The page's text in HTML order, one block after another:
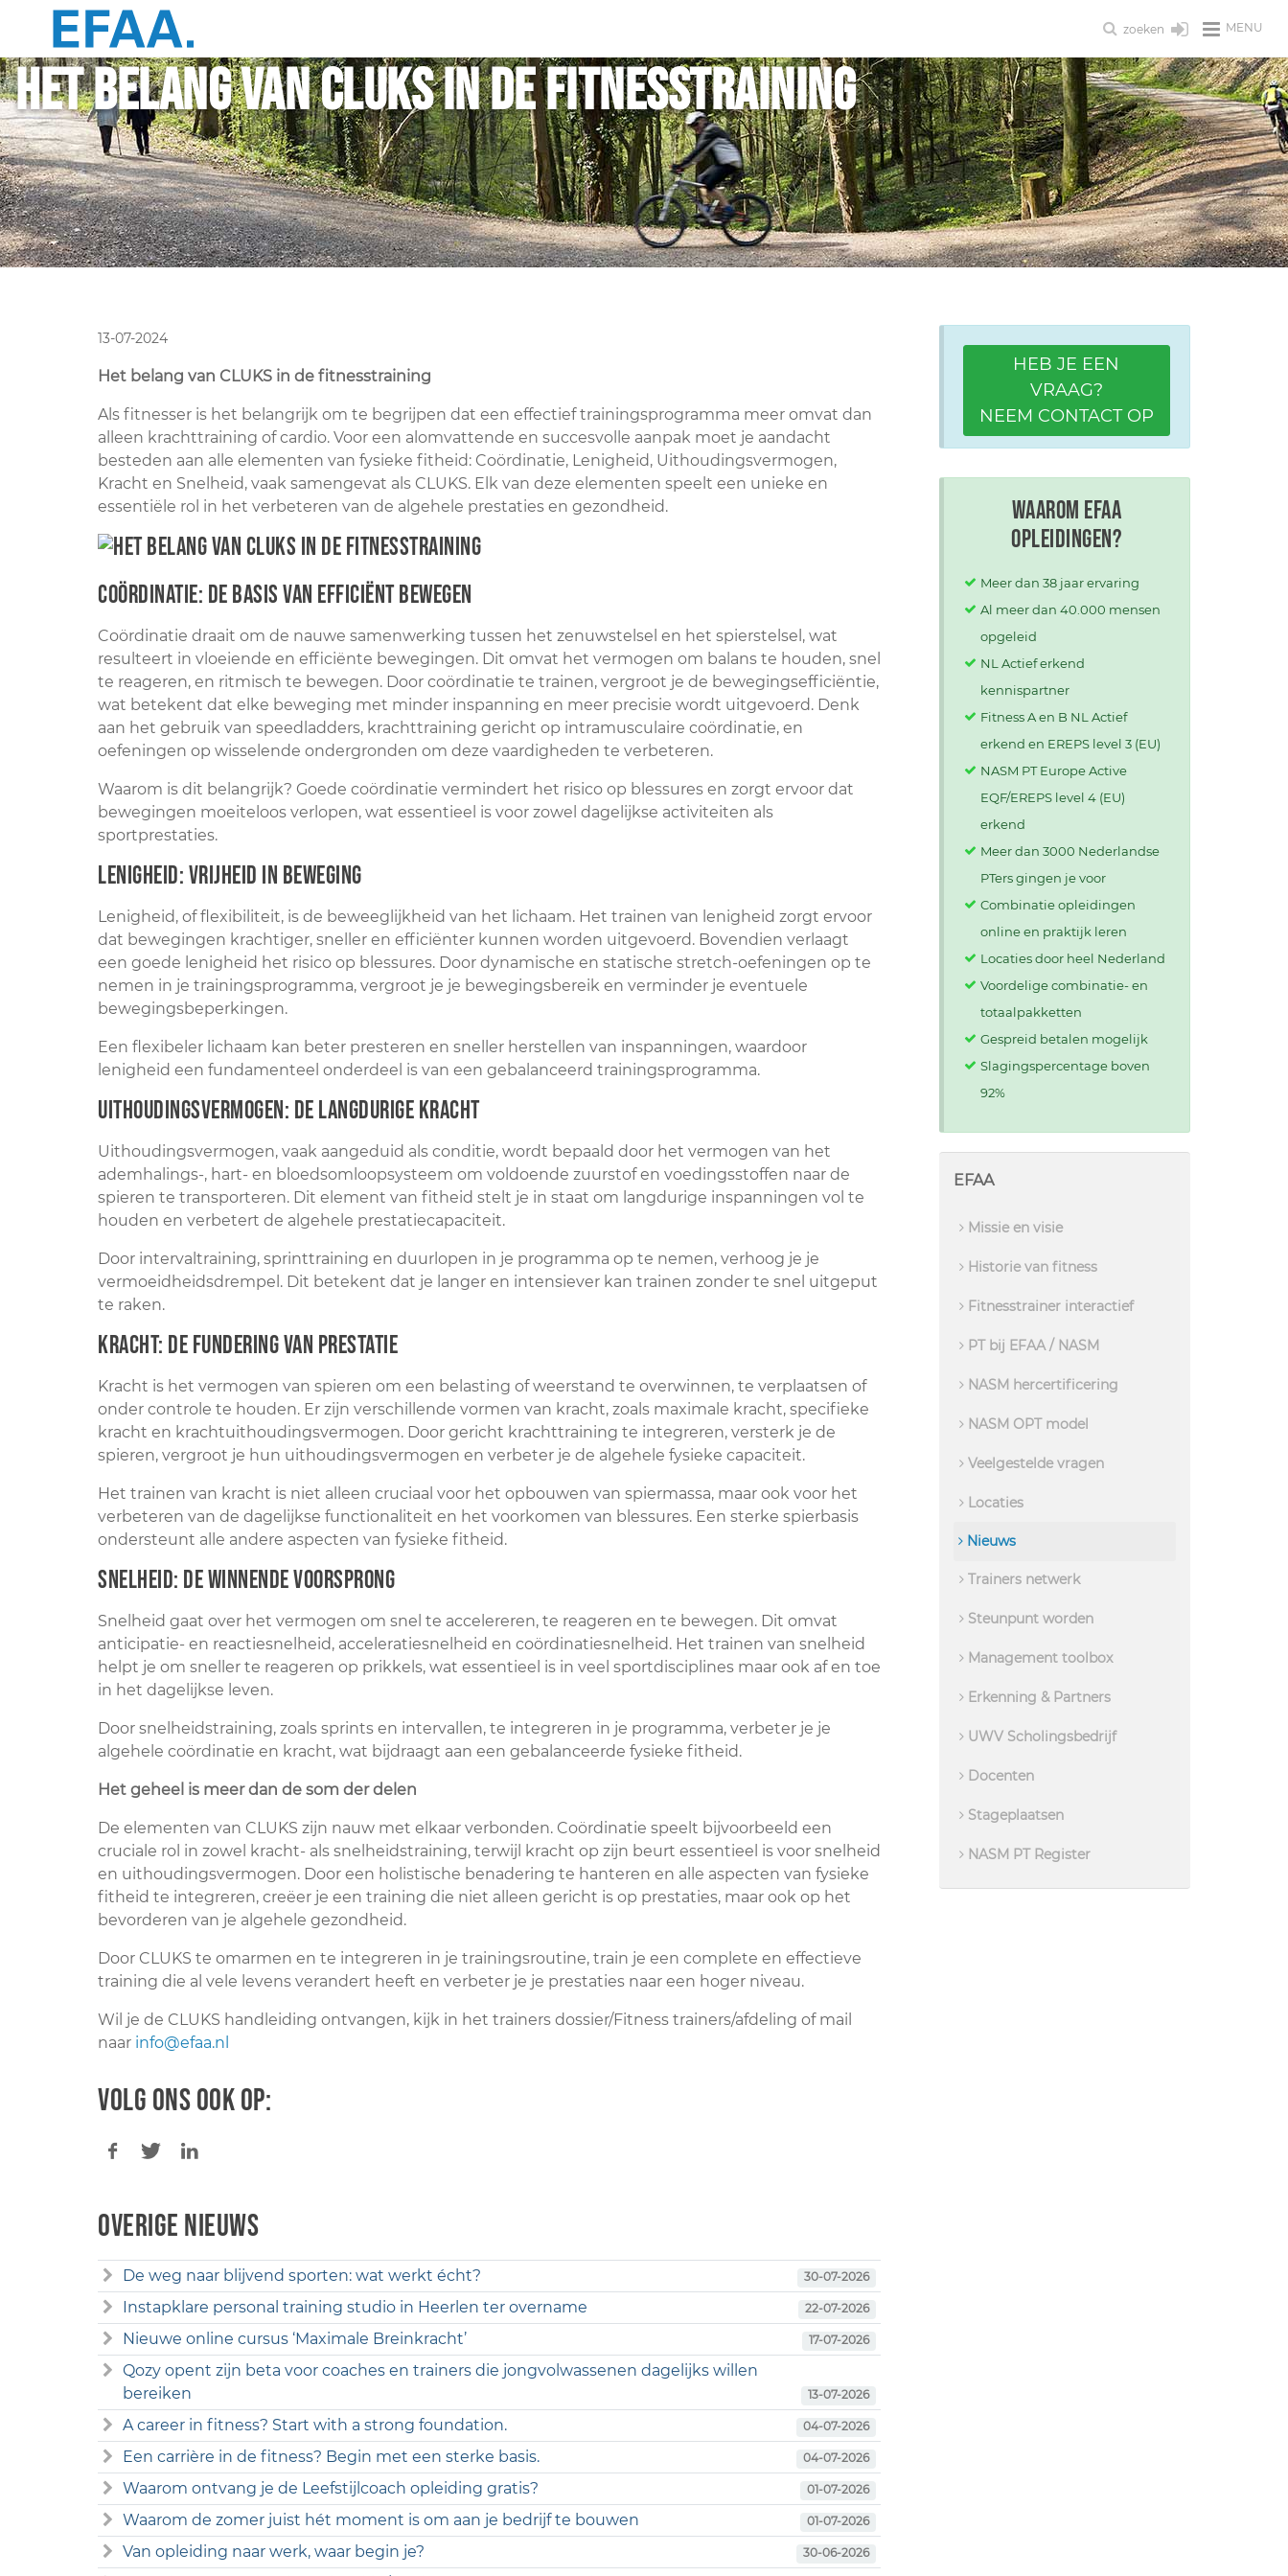
MENU
zoeken
Het belang van CLUKS in de fitnesstraining
13-07-2024
Het belang van CLUKS in de fitnesstraining
Als fitnesser is het belangrijk om te begrijpen dat een effectief trainingsprogramma meer omvat dan
alleen krachttraining of cardio. Voor een alomvattende en succesvolle aanpak moet je aandacht
besteden aan alle elementen van fysieke fitheid: Coördinatie, Lenigheid, Uithoudingsvermogen,
Kracht en Snelheid, vaak samengevat als CLUKS. Elk van deze elementen speelt een unieke en
essentiële rol in het verbeteren van de algehele prestaties en gezondheid.
Coördinatie: De basis van efficiënt bewegen
Coördinatie draait om de nauwe samenwerking tussen het zenuwstelsel en het spierstelsel, wat
resulteert in vloeiende en efficiënte bewegingen. Dit omvat het vermogen om balans te houden, snel
te reageren, en ritmisch te bewegen. Door coördinatie te trainen, vergroot je de bewegingsefficiëntie,
wat betekent dat elke beweging met minder inspanning en meer precisie wordt uitgevoerd. Denk
aan het gebruik van speedladders, krachttraining gericht op intramusculaire coördinatie, en
oefeningen op wisselende ondergronden om deze vaardigheden te verbeteren.
Waarom is dit belangrijk? Goede coördinatie vermindert het risico op blessures en zorgt ervoor dat
bewegingen moeiteloos verlopen, wat essentieel is voor zowel dagelijkse activiteiten als
sportprestaties.
Lenigheid: Vrijheid in beweging
Lenigheid, of flexibiliteit, is de beweeglijkheid van het lichaam. Het trainen van lenigheid zorgt ervoor
dat bewegingen krachtiger, sneller en efficiënter kunnen worden uitgevoerd. Bovendien verlaagt
een goede lenigheid het risico op blessures. Door dynamische en statische stretch-oefeningen op te
nemen in je trainingsprogramma, vergroot je je bewegingsbereik en verminder je eventuele
bewegingsbeperkingen.
Een flexibeler lichaam kan beter presteren en sneller herstellen van inspanningen, waardoor
lenigheid een fundamenteel onderdeel is van een gebalanceerd trainingsprogramma.
Uithoudingsvermogen: De langdurige kracht
Uithoudingsvermogen, vaak aangeduid als conditie, wordt bepaald door het vermogen van het
ademhalings-, hart- en bloedsomloopsysteem om voldoende zuurstof en voedingsstoffen naar de
spieren te transporteren. Dit element van fitheid stelt je in staat om langdurige inspanningen vol te
houden en verbetert de algehele prestatiecapaciteit.
Door intervaltraining, sprinttraining en duurlopen in je programma op te nemen, verhoog je je
vermoeidheidsdrempel. Dit betekent dat je langer en intensiever kan trainen zonder te snel uitgeput
te raken.
Kracht: De fundering van prestatie
Kracht is het vermogen van spieren om een belasting of weerstand te overwinnen, te verplaatsen of
onder controle te houden. Er zijn verschillende vormen van kracht, zoals maximale kracht, specifieke
kracht en krachtuithoudingsvermogen. Door gericht krachttraining te integreren, versterk je de
spieren, vergroot je hun uithoudingsvermogen en verbeter je de algehele fysieke capaciteit.
Het trainen van kracht is niet alleen cruciaal voor het opbouwen van spiermassa, maar ook voor het
verbeteren van de dagelijkse functionaliteit en het voorkomen van blessures. Een sterke spierbasis
ondersteunt alle andere aspecten van fysieke fitheid.
Snelheid: De winnende voorsprong
Snelheid gaat over het vermogen om snel te accelereren, te reageren en te bewegen. Dit omvat
anticipatie- en reactiesnelheid, acceleratiesnelheid en coördinatiesnelheid. Het trainen van snelheid
helpt je om sneller te reageren op prikkels, wat essentieel is in veel sportdisciplines maar ook af en toe
in het dagelijkse leven.
Door snelheidstraining, zoals sprints en intervallen, te integreren in je programma, verbeter je je
algehele coördinatie en kracht, wat bijdraagt aan een gebalanceerde fysieke fitheid.
Het geheel is meer dan de som der delen
De elementen van CLUKS zijn nauw met elkaar verbonden. Coördinatie speelt bijvoorbeeld een
cruciale rol in zowel kracht- als snelheidstraining, terwijl kracht op zijn beurt essentieel is voor snelheid
en uithoudingsvermogen. Door een holistische benadering te hanteren en alle aspecten van fysieke
fitheid te integreren, creëer je een training die niet alleen gericht is op prestaties, maar ook op het
bevorderen van je algehele gezondheid.
Door CLUKS te omarmen en te integreren in je trainingsroutine, train je een complete en effectieve
training die al vele levens verandert heeft en verbeter je je prestaties naar een hoger niveau.
Wil je de CLUKS handleiding ontvangen, kijk in het trainers dossier/Fitness trainers/afdeling of mail
naar info@efaa.nl
Volg ons ook op:
Overige nieuws
De weg naar blijvend sporten: wat werkt écht? 30-07-2026
Instapklare personal training studio in Heerlen ter overname 22-07-2026
Nieuwe online cursus ‘Maximale Breinkracht’ 17-07-2026
Qozy opent zijn beta voor coaches en trainers die jongvolwassenen dagelijks willen
bereiken
13-07-2026
A career in fitness? Start with a strong foundation. 04-07-2026
Een carrière in de fitness? Begin met een sterke basis. 04-07-2026
Waarom ontvang je de Leefstijlcoach opleiding gratis? 01-07-2026
Waarom de zomer juist hét moment is om aan je bedrijf te bouwen 01-07-2026
Van opleiding naar werk, waar begin je? 30-06-2026
HEB JE EEN
VRAAG?
NEEM CONTACT OP
Waarom EFAA
opleidingen?
Meer dan 38 jaar ervaring
Al meer dan 40.000 mensen
opgeleid
NL Actief erkend
kennispartner
Fitness A en B NL Actief
erkend en EREPS level 3 (EU)
NASM PT Europe Active
EQF/EREPS level 4 (EU)
erkend
Meer dan 3000 Nederlandse
PTers gingen je voor
Combinatie opleidingen
online en praktijk leren
Locaties door heel Nederland
Voordelige combinatie- en
totaalpakketten
Gespreid betalen mogelijk
Slagingspercentage boven
92%
EFAA
Missie en visie
Historie van fitness
Fitnesstrainer interactief
PT bij EFAA / NASM
NASM hercertificering
NASM OPT model
Veelgestelde vragen
Locaties
Nieuws
Trainers netwerk
Steunpunt worden
Management toolbox
Erkenning & Partners
UWV Scholingsbedrijf
Docenten
Stageplaatsen
NASM PT Register